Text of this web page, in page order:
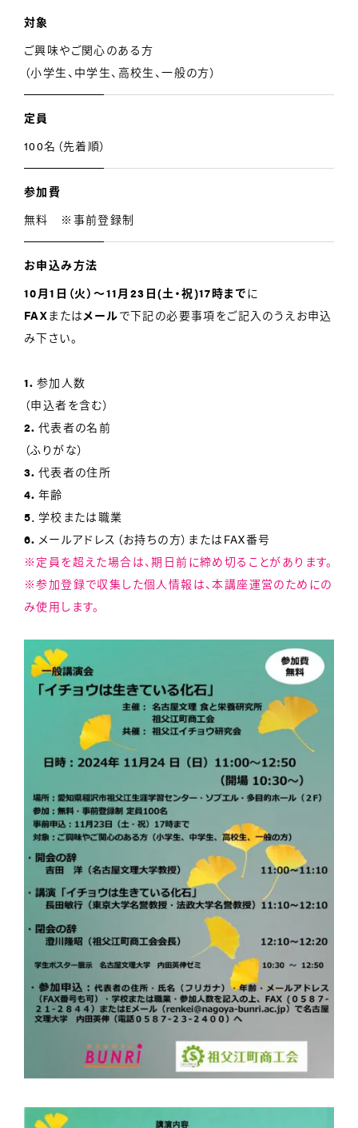
対象
ご興味やご関心のある方
（小学生、中学生、高校生、一般の方）
定員
100名（先着順）
参加費
無料 ※事前登録制
お申込み方法
10月1日（火）〜11月23日(土・祝)17時までに
FAXまたはメールで下記の必要事項をご記入のうえお申込
み下さい。
1． 参加人数
（申込者を含む）
2． 代表者の名前
（ふりがな）
3． 代表者の住所
4． 年齢
5．学校または職業
6． メールアドレス（お持ちの方）またはFAX番号
※定員を超えた場合は、期日前に締め切ることがあります。
※参加登録で収集した個人情報は、本講座運営のためにの
み使用します。